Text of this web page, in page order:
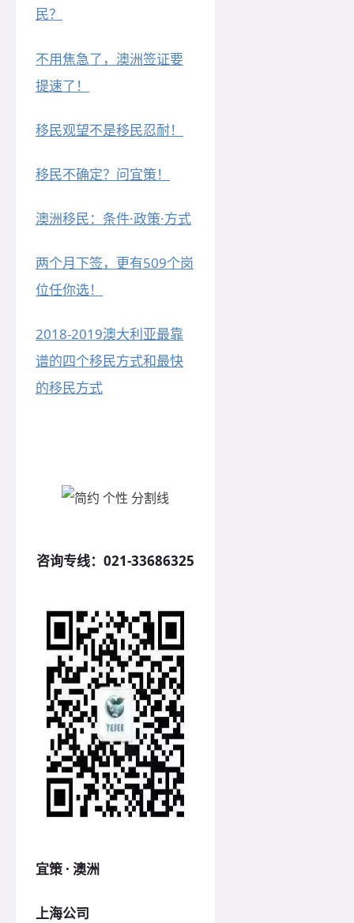
民？
不用焦急了，澳洲签证要
提速了！
移民观望不是移民忍耐！
移民不确定？问宜策！
澳洲移民：条件·政策·方式
两个月下签，更有509个岗
位任你选！
2018-2019澳大利亚最靠
谱的四个移民方式和最快
的移民方式
咨询专线： 021-33686325
宜策 · 澳洲
上海公司